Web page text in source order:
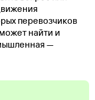
перевозчиков
найти и
—